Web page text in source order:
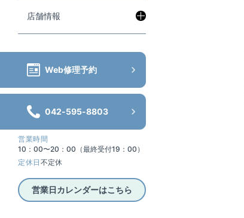
店舗情報
Web修理予約
042-595-8803
営業時間
10：00〜20：00（最終受付19：00）
定休日 不定休
営業日カレンダーはこちら